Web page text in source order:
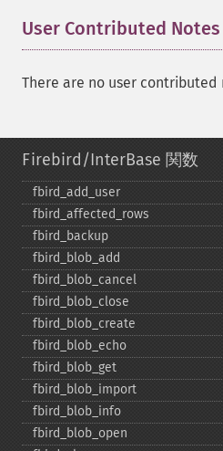
User Contributed Notes
There are no user contributed
Firebird/InterBase 関数
fbird_​add_​user
fbird_​affected_​rows
fbird_​backup
fbird_​blob_​add
fbird_​blob_​cancel
fbird_​blob_​close
fbird_​blob_​create
fbird_​blob_​echo
fbird_​blob_​get
fbird_​blob_​import
fbird_​blob_​info
fbird_​blob_​open